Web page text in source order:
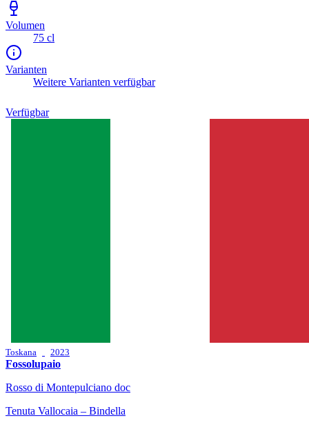
Volumen
75 cl
Varianten
Weitere Varianten verfügbar
Verfügbar
Toskana 2023
Fossolupaio
Rosso di Montepulciano doc
Tenuta Vallocaia – Bindella